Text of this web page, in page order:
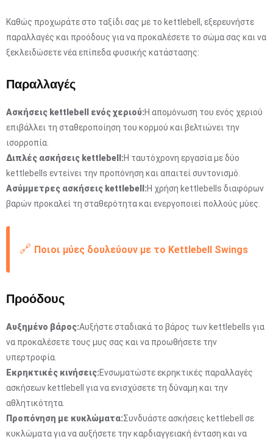
Καθώς προχωράτε στο ταξίδι σας με το kettlebell, εξερευνήστε
παραλλαγές και προόδους για να προκαλέσετε το σώμα σας και να
ξεκλειδώσετε νέα επίπεδα φυσικής κατάστασης:
Παραλλαγές
Ασκήσεις kettlebell ενός χεριού:Η απομόνωση του ενός χεριού
επιβάλλει τη σταθεροποίηση του κορμού και βελτιώνει την
ισορροπία.
Διπλές ασκήσεις kettlebell:Η ταυτόχρονη εργασία με δύο
kettlebells εντείνει την προπόνηση και απαιτεί συντονισμό.
Ασύμμετρες ασκήσεις kettlebell:Η χρήση kettlebells διαφόρων
βαρών προκαλεί τη σταθερότητα και ενεργοποιεί πολλούς μύες.
🔗 Ποιοι μύες δουλεύουν με το Kettlebell Swings
Προόδους
Αυξημένο βάρος:Αυξήστε σταδιακά το βάρος των kettlebells για
να προκαλέσετε τους μυς σας και να προωθήσετε την
υπερτροφία.
Εκρηκτικές κινήσεις:Ενσωματώστε εκρηκτικές παραλλαγές
ασκήσεων kettlebell για να ενισχύσετε τη δύναμη και την
αθλητικότητα.
Προπόνηση με κυκλώματα:Συνδυάστε ασκήσεις kettlebell σε
κυκλώματα για να αυξήσετε την καρδιαγγειακή ένταση και να